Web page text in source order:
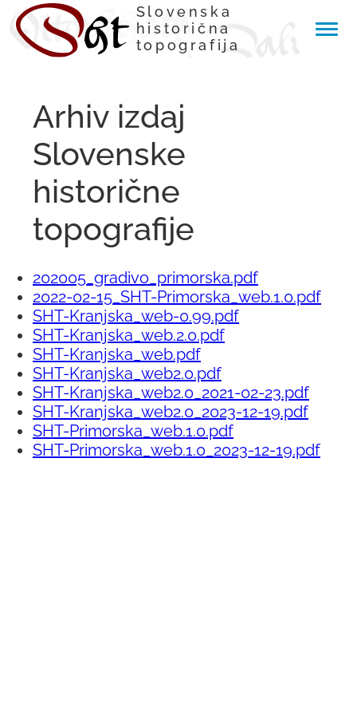
Slovenska
historična
topografija
Arhiv izdaj
Slovenske
historične
topografije
202005_gradivo_primorska.pdf
2022-02-15_SHT-Primorska_web.1.0.pdf
SHT-Kranjska_web-0.99.pdf
SHT-Kranjska_web.2.0.pdf
SHT-Kranjska_web.pdf
SHT-Kranjska_web2.0.pdf
SHT-Kranjska_web2.0_2021-02-23.pdf
SHT-Kranjska_web2.0_2023-12-19.pdf
SHT-Primorska_web.1.0.pdf
SHT-Primorska_web.1.0_2023-12-19.pdf